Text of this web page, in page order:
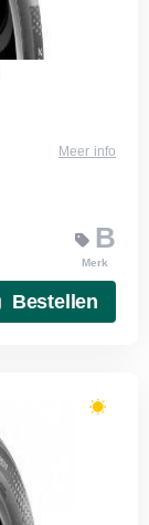
Meer info
B
Merk
Bestellen